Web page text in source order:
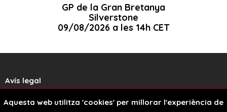
GP de la Gran Bretanya
Silverstone
09/08/2026 a les 14h CET
Avís legal
Política de cookies
Aquesta web utilitza 'cookies' per millorar l'experiència de